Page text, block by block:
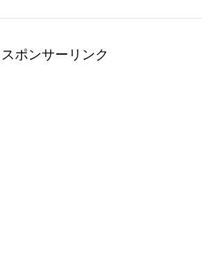
スポンサーリンク